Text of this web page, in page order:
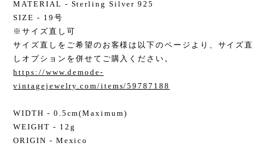
MATERIAL - Sterling Silver 925
SIZE - 19号
※サイズ直し可
サイズ直しをご希望のお客様は以下のページより、サイズ直
しオプションを併せてご購入ください。
https://www.demode-
vintagejewelry.com/items/59787188
WIDTH - 0.5cm(Maximum)
WEIGHT - 12g
ORIGIN - Mexico